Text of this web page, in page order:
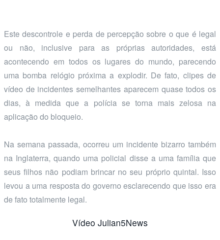
Este descontrole e perda de percepção sobre o que é legal
ou não, inclusive para as próprias autoridades, está
acontecendo em todos os lugares do mundo, parecendo
uma bomba relógio próxima a explodir. De fato, clipes de
vídeo de incidentes semelhantes aparecem quase todos os
dias, à medida que a polícia se torna mais zelosa na
aplicação do bloqueio.
Na semana passada, ocorreu um incidente bizarro também
na Inglaterra, quando uma policial disse a uma família que
seus filhos não podiam brincar no seu próprio quintal. Isso
levou a uma resposta do governo esclarecendo que isso era
de fato totalmente legal.
Vídeo Julian5News